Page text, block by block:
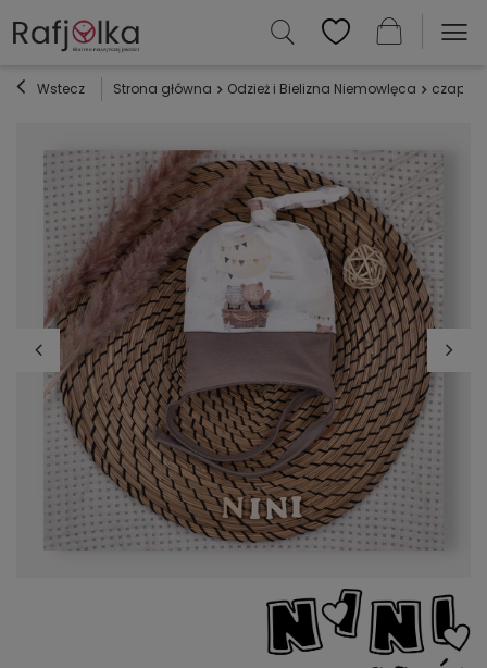
Wstecz Strona główna Odzież i Bielizna Niemowlęca